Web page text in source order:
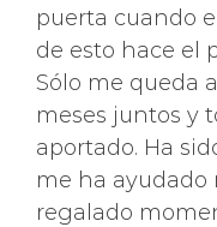
puerta cuando
de esto hace el
Sólo me queda
meses juntos y
aportado. Ha
me ha ayudado
regalado